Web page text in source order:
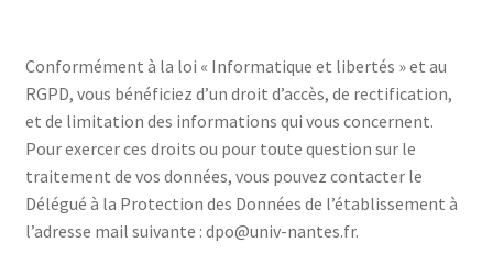
Conformément à la loi « Informatique et libertés » et au
RGPD, vous bénéficiez d’un droit d’accès, de rectification,
et de limitation des informations qui vous concernent.
Pour exercer ces droits ou pour toute question sur le
traitement de vos données, vous pouvez contacter le
Délégué à la Protection des Données de l’établissement à
l’adresse mail suivante : dpo@univ-nantes.fr.